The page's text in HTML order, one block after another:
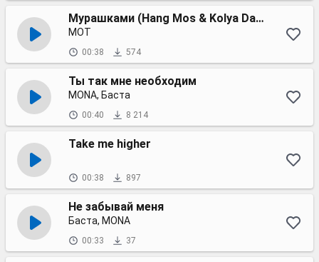
Мурашками (Hang Mos & Kolya Dark remix)
МОТ
00:38 574
Ты так мне необходим
MONA, Баста
00:40 8 214
Take me higher
00:38 897
Не забывай меня
Баста, MONA
00:33 37